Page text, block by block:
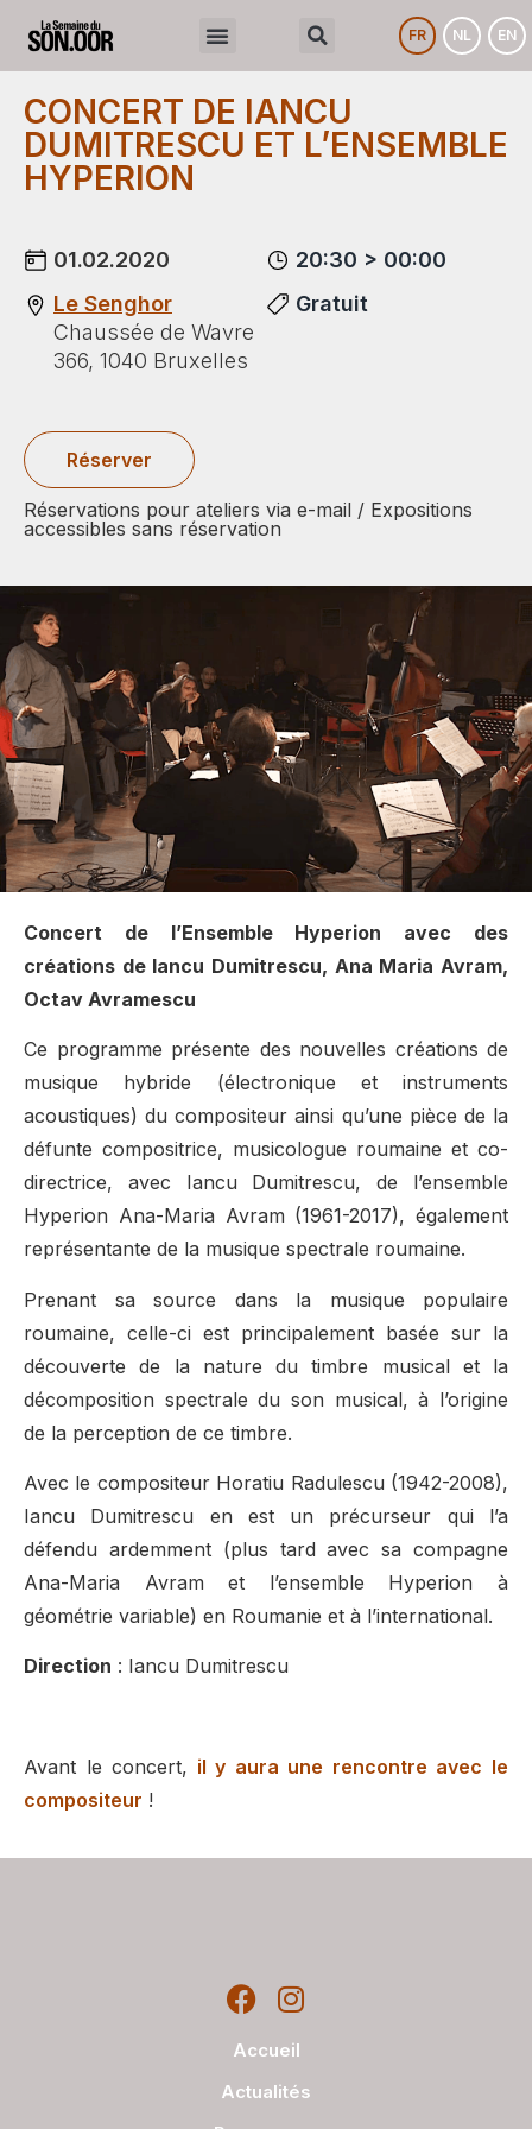
FR NL EN
CONCERT DE IANCU
DUMITRESCU ET L’ENSEMBLE
HYPERION
01.02.2020
Le Senghor
Chaussée de Wavre
366, 1040 Bruxelles
20:30 > 00:00
Gratuit
Réserver
Réservations pour ateliers via e-mail / Expositions
accessibles sans réservation
Concert de l’Ensemble Hyperion avec des
créations de Iancu Dumitrescu, Ana Maria Avram,
Octav Avramescu
Ce programme présente des nouvelles créations de
musique hybride (électronique et instruments
acoustiques) du compositeur ainsi qu’une pièce de la
défunte compositrice, musicologue roumaine et co-
directrice, avec Iancu Dumitrescu, de l’ensemble
Hyperion Ana-Maria Avram (1961-2017), également
représentante de la musique spectrale roumaine.
Prenant sa source dans la musique populaire
roumaine, celle-ci est principalement basée sur la
découverte de la nature du timbre musical et la
décomposition spectrale du son musical, à l’origine
de la perception de ce timbre.
Avec le compositeur Horatiu Radulescu (1942-2008),
Iancu Dumitrescu en est un précurseur qui l’a
défendu ardemment (plus tard avec sa compagne
Ana-Maria Avram et l’ensemble Hyperion à
géométrie variable) en Roumanie et à l’international.
Direction : Iancu Dumitrescu
Avant le concert, il y aura une rencontre avec le
compositeur !
Accueil
Actualités